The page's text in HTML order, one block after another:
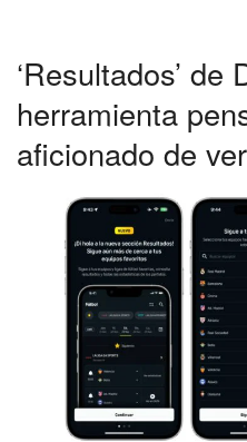
‘Resultados’ de
herramienta
aficionado de